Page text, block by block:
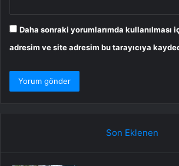
Daha sonraki yorumlarımda kullanılması
adresim ve site adresim bu tarayıcıya
Son Eklenen